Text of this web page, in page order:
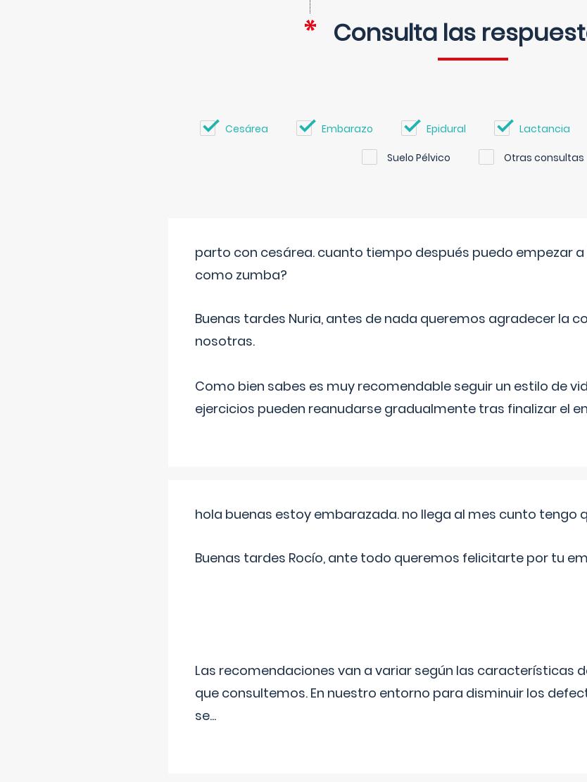
Consulta las
Cesárea Embarazo Epidural Lactancia
Suelo Pélvico Otras consultas
parto con cesárea. cuanto tiempo después puedo empezar
como zumba?
Buenas tardes Nuria, antes de nada queremos agradecer la
nosotras.
Como bien sabes es muy recomendable seguir un estilo de
ejercicios pueden reanudarse gradualmente tras finalizar el
hola buenas estoy embarazada. no llega al mes cunto tengo
Buenas tardes Rocío, ante todo queremos felicitarte por tu
Las recomendaciones van a variar según las características
que consultemos. En nuestro entorno para disminuir los
se...